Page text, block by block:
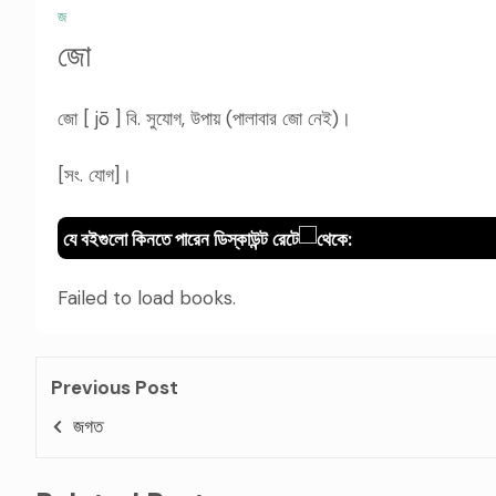
জ
জো
জো [ jō ] বি. সুযোগ, উপায় (পালাবার জো নেই)।
[সং. যোগ]।
যে বইগুলো কিনতে পারেন ডিস্কাউন্ট রেটে থেকে:
Failed to load books.
Previous Post
জগত